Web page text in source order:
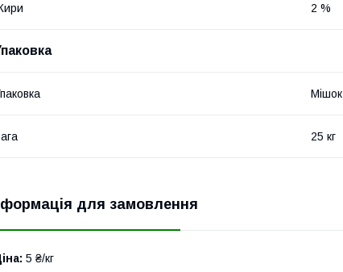
2 %
Мішок
25 кг
для замовлення
5 ₴/кг